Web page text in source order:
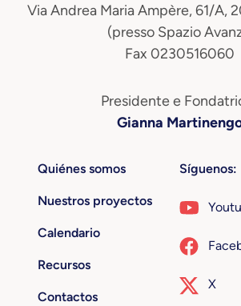
Via Andrea Maria Ampère, 61/A,
(presso Spazio
Fax 0230516060
Presidente e
Gianna
Quiénes somos
Nuestros proyectos
Calendario
Recursos
Contactos
Síguenos:
X